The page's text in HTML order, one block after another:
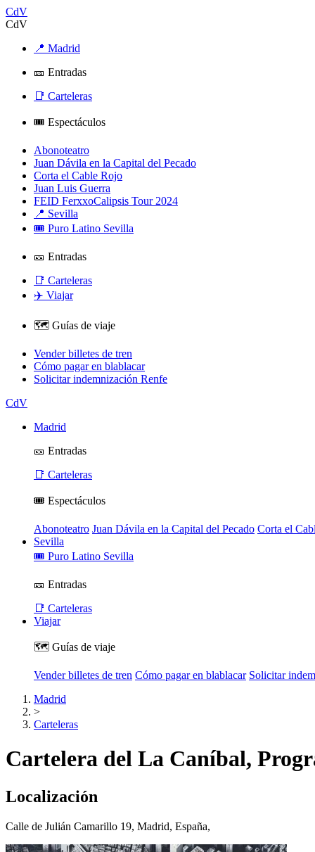
CdV
CdV
📍 Madrid
🎫 Entradas
📑 Carteleras
🎟️ Espectáculos
Abonoteatro
Juan Dávila en la Capital del Pecado
Corta el Cable Rojo
Juan Luis Guerra
FEID FerxxoCalipsis Tour 2024
📍 Sevilla
🎟️ Puro Latino Sevilla
🎫 Entradas
📑 Carteleras
✈️ Viajar
🗺️ Guías de viaje
Vender billetes de tren
Cómo pagar en blablacar
Solicitar indemnización Renfe
CdV
Madrid
🎫 Entradas
📑 Carteleras
🎟️ Espectáculos
Abonoteatro Juan Dávila en la Capital del Pecado Corta el
Sevilla
🎟️ Puro Latino Sevilla
🎫 Entradas
📑 Carteleras
Viajar
🗺️ Guías de viaje
Vender billetes de tren Cómo pagar en blablacar Solicitar
Madrid
>
Carteleras
Cartelera del La Caníbal,
Localización
Calle de Julián Camarillo 19, Madrid, España,